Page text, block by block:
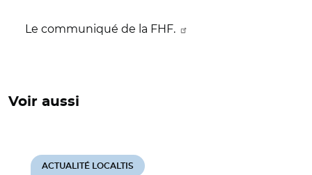
Le communiqué de la FHF.
Voir aussi
ACTUALITÉ LOCALTIS